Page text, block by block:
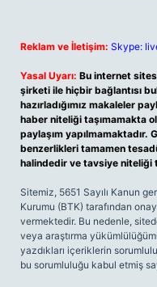
Reklam ve İletişim: Skype:
Yasal Uyarı: Bu internet
şirketi ile hiçbir bağlantısı
hazırladığımız makaleler
haber niteliği taşımamakta
paylaşım yapılmamaktadır.
benzerlikleri tamamen
halindedir ve tavsiye niteliği
Sitemiz, 5651 Sayılı Kanun
Kurumu (BTK) tarafından
vermektedir. Bu nedenle,
veya araştırma
yazdıkları içeriklerin
bu sorumluluğu kabul etmiş